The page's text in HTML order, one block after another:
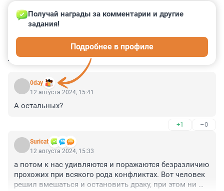
КОММЕНТАРИИ 2
0day
Получай награды за комментарии и другие
задания!
Подробнее в профиле
12 августа 2024, 15:41
А остальных?
+1 –0
Suricat
12 августа 2024, 15:33
а потом к нас удивляются и поражаются безразличию
прохожих при всякого рода конфликтах. Вот человек
решил вмешаться и остановить драку, при этом ни